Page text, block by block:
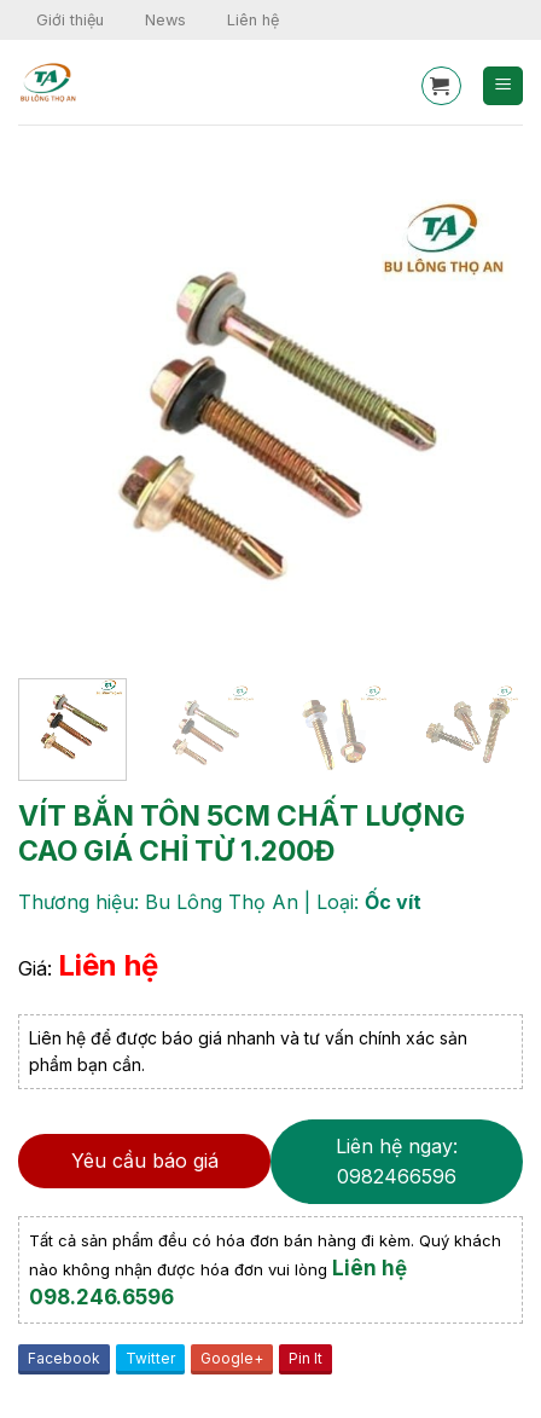
Skip
content
Giới thiệu News Liên hệ
VÍT BẮN TÔN 5CM​ CHẤT LƯỢNG
CAO GIÁ CHỈ TỪ 1.200Đ
Thương hiệu: Bu Lông Thọ An | Loại: Ốc vít
Giá: Liên hệ
Liên hệ để được báo giá nhanh và tư vấn chính xác sản
phẩm bạn cần.
Yêu cầu báo giá
Liên hệ ngay:
0982466596
Tất cả sản phẩm đều có hóa đơn bán hàng đi kèm. Quý khách
nào không nhận được hóa đơn vui lòng Liên hệ
098.246.6596
Facebook Twitter Google+ Pin It